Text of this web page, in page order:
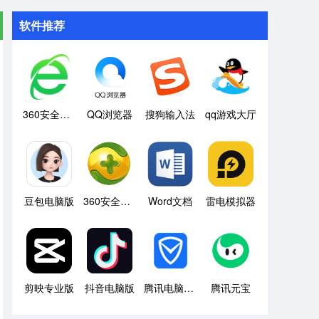
软件推荐
360安全浏览器 QQ浏览器 搜狗输入法 qq游戏大厅
豆包电脑版 360安全卫士 Word文档 雷电模拟器
剪映专业版 抖音电脑版 腾讯电脑管家 腾讯元宝